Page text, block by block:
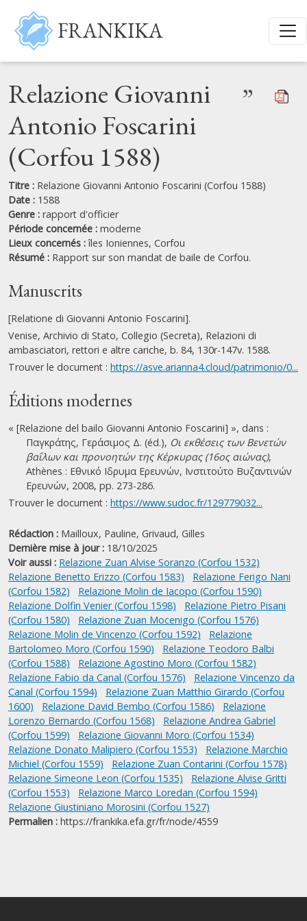
Aller au contenu principal
FRANKIKA
Relazione Giovanni
Antonio Foscarini
(Corfou 1588)
”
Titre : Relazione Giovanni Antonio Foscarini (Corfou 1588)
Date : 1588
Genre : rapport d'officier
Période concernée : moderne
Lieux concernés :îles Ioniennes, Corfou
Résumé : Rapport sur son mandat de baile de Corfou.
Manuscrits
[Relatione di Giovanni Antonio Foscarini].
Venise, Archivio di Stato, Collegio (Secreta), Relazioni di
ambasciatori, rettori e altre cariche, b. 84, 130r-147v. 1588.
Trouver le document : https://asve.arianna4.cloud/patrimonio/0...
Éditions modernes
« [Relazione del bailo Giovanni Antonio Foscarini] », dans :
Παγκράτης, Γεράσιμος Δ. (éd.), Οι εκθέσεις των Βενετών
βαΐλων και προνοητών της Κέρκυρας (16ος αιώνας),
Athènes : Εθνικό Ιδρυμα Ερευνών, Ινστιτούτο Βυζαντινών
Ερευνών, 2008, pp. 273-286.
Trouver le document : https://www.sudoc.fr/129779032...
Rédaction : Mailloux, Pauline, Grivaud, Gilles
Dernière mise à jour : 18/10/2025
Voir aussi : Relazione Zuan Alvise Soranzo (Corfou 1532)
Relazione Benetto Erizzo (Corfou 1583)
Relazione Ferigo Nani
(Corfou 1582)
Relazione Molin de Iacopo (Corfou 1590)
Relazione Dolfin Venier (Corfou 1598)
Relazione Pietro Pisani
(Corfou 1580)
Relazione Zuan Mocenigo (Corfou 1576)
Relazione Molin de Vincenzo (Corfou 1592)
Relazione
Bartolomeo Moro (Corfou 1590)
Relazione Teodoro Balbi
(Corfou 1588)
Relazione Agostino Moro (Corfou 1582)
Relazione Fabio da Canal (Corfou 1576)
Relazione Vincenzo da
Canal (Corfou 1594)
Relazione Zuan Matthio Girardo (Corfou
1600)
Relazione David Bembo (Corfou 1586)
Relazione
Lorenzo Bernardo (Corfou 1568)
Relazione Andrea Gabriel
(Corfou 1599)
Relazione Giovanni Moro (Corfou 1534)
Relazione Donato Malipiero (Corfou 1553)
Relazione Marchio
Michiel (Corfou 1559)
Relazione Zuan Contarini (Corfou 1578)
Relazione Simeone Leon (Corfou 1535)
Relazione Alvise Gritti
(Corfou 1553)
Relazione Marco Loredan (Corfou 1594)
Relazione Giustiniano Morosini (Corfou 1527)
Permalien : https://frankika.efa.gr/fr/node/4559